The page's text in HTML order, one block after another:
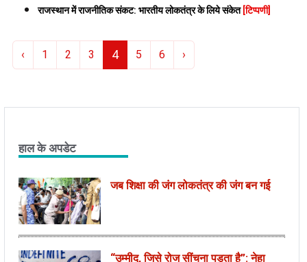
राजस्थान में राजनीतिक संकट: भारतीय लोकतंत्र के लिये संकेत [टिप्पणी]
‹ 1 2 3 4 5 6 ›
हाल के अपडेट
जब शिक्षा की जंग लोकतंत्र की जंग बन गई
“उम्मीद, जिसे रोज सींचना पड़ता है”: नेहा